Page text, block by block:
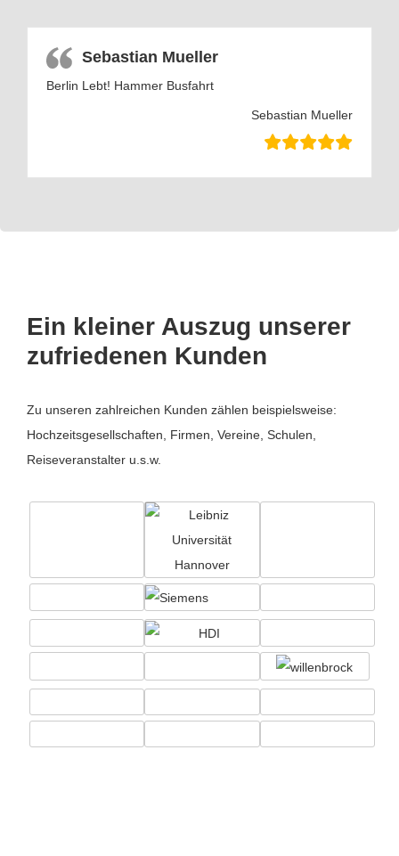
Sebastian Mueller
Berlin Lebt! Hammer Busfahrt
Sebastian Mueller
Ein kleiner Auszug unserer
zufriedenen Kunden
Zu unseren zahlreichen Kunden zählen beispielsweise:
Hochzeitsgesellschaften, Firmen, Vereine, Schulen,
Reiseveranstalter u.s.w.